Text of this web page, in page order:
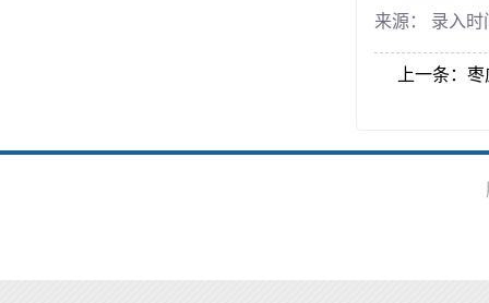
来源： 录入时
上一条： 枣